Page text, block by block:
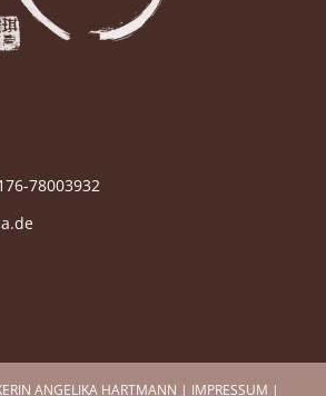
78003932
ANGELIKA HARTMANN | IMPRESSUM |